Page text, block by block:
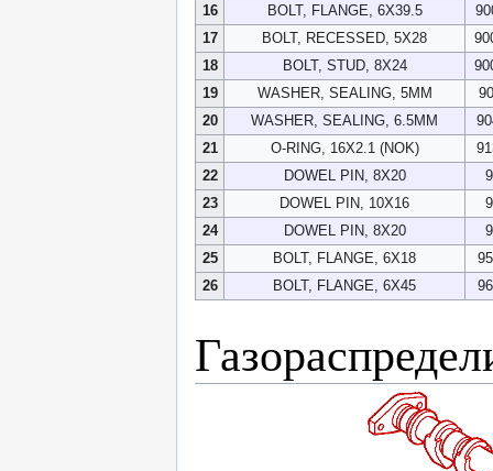
16
BOLT, FLANGE, 6X39.5
17
BOLT, RECESSED, 5X28
18
BOLT, STUD, 8X24
19
WASHER, SEALING, 5MM
20
WASHER, SEALING, 6.5MM
21
O-RING, 16X2.1 (NOK)
22
DOWEL PIN, 8X20
23
DOWEL PIN, 10X16
24
DOWEL PIN, 8X20
25
BOLT, FLANGE, 6X18
26
BOLT, FLANGE, 6X45